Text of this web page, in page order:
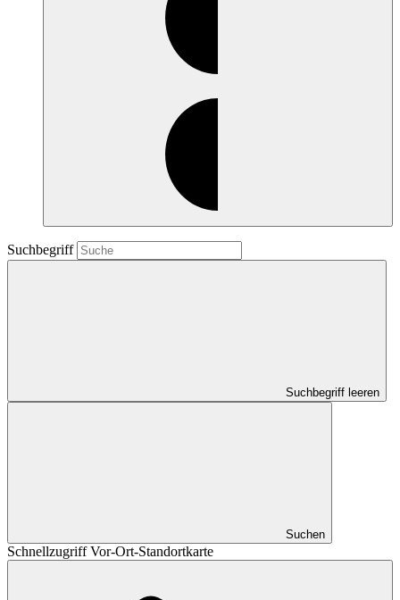
Suchbegriff
Suchbegriff leeren
Suchen
Schnellzugriff Vor-Ort-Standortkarte